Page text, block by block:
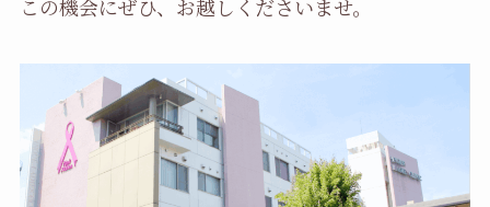
この機会にぜひ、お越しくださいませ。